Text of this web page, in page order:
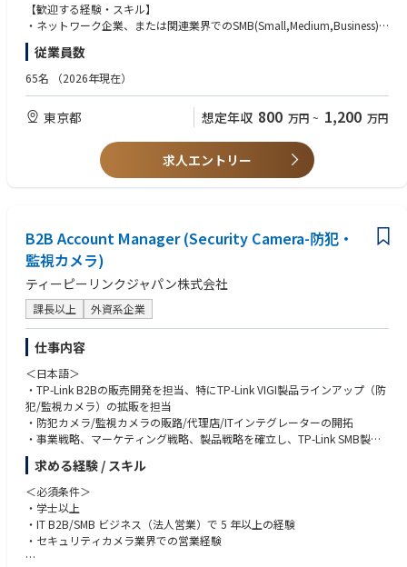
【歓迎する経験・スキル】
・ネットワーク企業、または関連業界でのSMB(Small,Medium,Business)
経験がある
・B2Bチャネルや顧客のリソースを持つ方を優遇
従業員数
65名 （2026年現在）
東京都 想定年収 800 万円 ~ 1,200 万円
求人エントリー
B2B Account Manager (Security Camera-防犯・
監視カメラ)
ティーピーリンクジャパン株式会社
課長以上 外資系企業
仕事内容
＜日本語＞
・TP-Link B2Bの販売開発を担当、特にTP-Link VIGI製品ラインアップ（防
犯/監視カメラ）の拡販を担当
・防犯カメラ/監視カメラの販路/代理店/ITインテグレーターの開拓
・事業戦略、マーケティング戦略、製品戦略を確立し、TP-Link SMB製品
（特にVIGIセキュリティカメラ）の販売強化を推進
・上記以外の中小企業に業務推進ビジネスに関するすること
＜英語＞
・Responsible for TP-Link B2B sales development, specially expand sale
s of TP-Link VIGI product lineup(Security Camera-防犯・監視カメ)
・Develop sales channel, distributors and IT Integrators of Security Came
求める経験 / スキル
＜必須条件＞
・学士以上
・IT B2B/SMB ビジネス（法人営業）で 5 年以上の経験
・セキュリティカメラ業界での営業経験